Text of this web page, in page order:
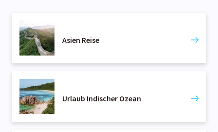
Asien Reise
Urlaub Indischer Ozean